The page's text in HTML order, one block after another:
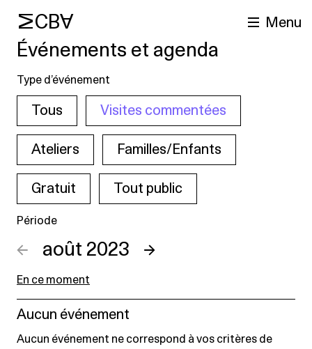
MCBA Menu
Événements et agenda
Type d’événement
Tous Visites commentées
Ateliers Familles/Enfants
Gratuit Tout public
Période
← août 2023 →
En ce moment
Aucun événement
Aucun événement ne correspond à vos critères de